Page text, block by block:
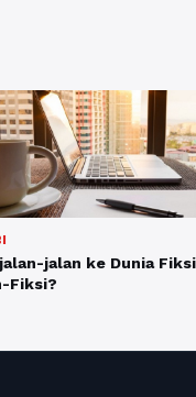
jalan ke Dunia
Fiksi?